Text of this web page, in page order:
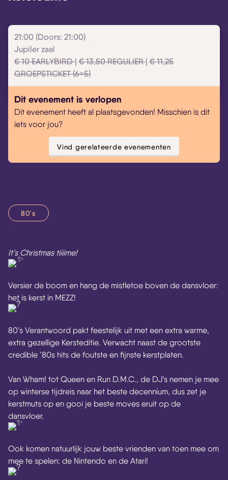
21:00 (Doors: 21:00)
Jupiler zaal
€ 10 EARLYBIRD| € 13,50 REGULIER| € 11,25
GROEPSTICKET (6=5)
Dit evenement is verlopen
Dit evenement heeft al plaatsgevonden! Misschien is dit
iets voor jou?
Vind gerelateerde evenementen
80's
It’s Christmas tiiiime!
Versier de boom en hang de mistletoe boven de dansvloer:
het is kerst in MEZZ!
80’s Verantwoord pakt feestelijk uit met een extra warme,
extra gezellige Kersteditie. Verwacht naast de grootste
credible ’80s hits de foutste en fijnste kerstplaten.
Van Wham! tot Queen en Run D.M.C., de DJ’s nemen je mee
op winterse tijdreis naar het beste decennium, dus zet je
kerstmuts op en gooi je beste moves eruit op de
dansvloer.
Ook komen natuurlijk jouw beste vrienden van toen mee om
mee te spelen: de Nintendo en de Atari!